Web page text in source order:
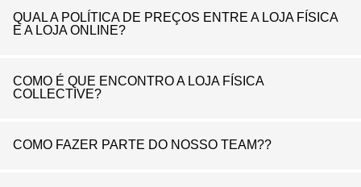
QUAL A POLÍTICA DE PREÇOS ENTRE A LOJA FÍSICA
E A LOJA ONLINE?
COMO É QUE ENCONTRO A LOJA FÍSICA
COLLECTIVE?
COMO FAZER PARTE DO NOSSO TEAM??